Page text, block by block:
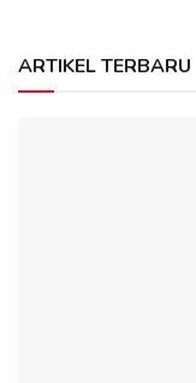
ARTIKEL TERBARU